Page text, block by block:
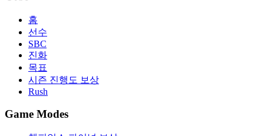
홈
선수
SBC
진화
목표
시즌 진행도 보상
Rush
Game Modes